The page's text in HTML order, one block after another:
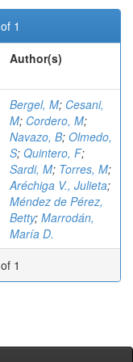
1
Author(s)
Bergel, M; Cesani,
M; Cordero, M;
Navazo, B; Olmedo,
S; Quintero, F;
Sardi, M; Torres, M;
Aréchiga V., Julieta;
Méndez de Pérez,
Betty; Marrodán,
María D.
1